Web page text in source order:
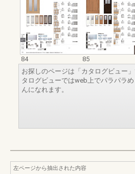
84
85
お探しのページは「カタログビュー
タログビューではweb上でパラパラ
んになれます。
左ページから抽出された内容